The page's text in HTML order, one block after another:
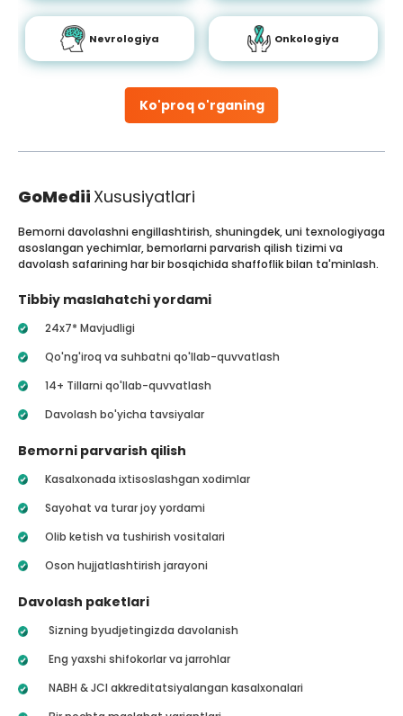
Ko'proq o'rganing
Nevrologiya Onkologiya
GoMedii Xususiyatlari
Bemorni davolashni engillashtirish, shuningdek, uni texnologiyaga
asoslangan yechimlar, bemorlarni parvarish qilish tizimi va
davolash safarining har bir bosqichida shaffoflik bilan ta'minlash.
Tibbiy maslahatchi yordami
24x7* Mavjudligi
Qo'ng'iroq va suhbatni qo'llab-quvvatlash
14+ Tillarni qo'llab-quvvatlash
Davolash bo'yicha tavsiyalar
Bemorni parvarish qilish
Kasalxonada ixtisoslashgan xodimlar
Sayohat va turar joy yordami
Olib ketish va tushirish vositalari
Oson hujjatlashtirish jarayoni
Davolash paketlari
Sizning byudjetingizda davolanish
Eng yaxshi shifokorlar va jarrohlar
NABH & JCI akkreditatsiyalangan kasalxonalari